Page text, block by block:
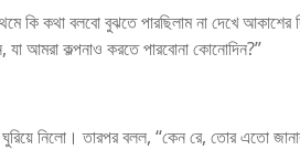
কি কথা বলবো বুঝতে পারছিলাম না দেখে আকাশের
আমরা কল্পনাও করতে পারবোনা কোনোদিন?”
নিলো। তারপর বলল, “কেন রে, তোর এতো জানার